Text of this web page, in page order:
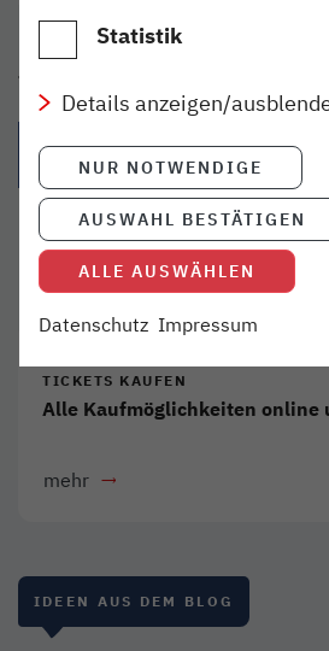
Teilen:
TICKETS KAUFEN
Alle Kaufmöglichkeiten online
mehr
IDEEN AUS DEM BLOG
Statistik
Details anzeigen/
NUR NOTWENDIGE
AUSWAHL BESTÄTIGEN
ALLE AUSWÄHLEN
Datenschutz Impressum